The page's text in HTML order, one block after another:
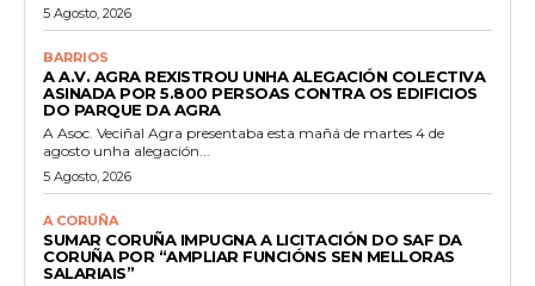
5 Agosto, 2026
BARRIOS
A A.V. AGRA REXISTROU UNHA ALEGACIÓN COLECTIVA
ASINADA POR 5.800 PERSOAS CONTRA OS EDIFICIOS
DO PARQUE DA AGRA
A Asoc. Veciñal Agra presentaba esta mañá de martes 4 de
agosto unha alegación...
5 Agosto, 2026
A CORUÑA
SUMAR CORUÑA IMPUGNA A LICITACIÓN DO SAF DA
CORUÑA POR “AMPLIAR FUNCIÓNS SEN MELLORAS
SALARIAIS”